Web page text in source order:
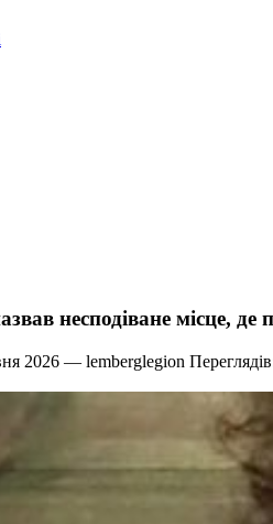
несподіване місце,
2026 — lemberglegion